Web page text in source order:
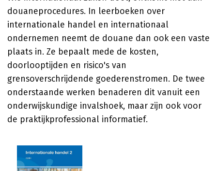
douaneprocedures. In leerboeken over
internationale handel en internationaal
ondernemen neemt de douane dan ook een vaste
plaats in. Ze bepaalt mede de kosten,
doorlooptijden en risico's van
grensoverschrijdende goederenstromen. De twee
onderstaande werken benaderen dit vanuit een
onderwijskundige invalshoek, maar zijn ook voor
de praktijkprofessional informatief.